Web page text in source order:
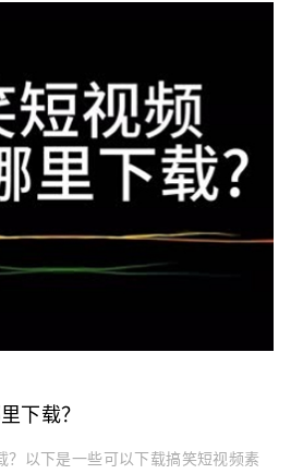
下载？
？以下是一些可以下载搞笑短视频素